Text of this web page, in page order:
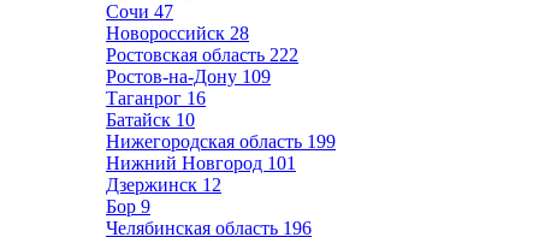
Сочи 47
Новороссийск 28
Ростовская область 222
Ростов-на-Дону 109
Таганрог 16
Батайск 10
Нижегородская область 199
Нижний Новгород 101
Дзержинск 12
Бор 9
Челябинская область 196